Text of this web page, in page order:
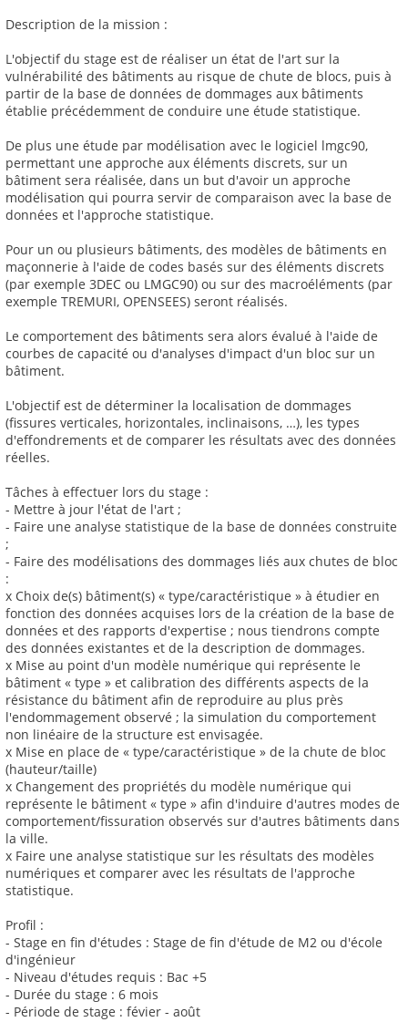
Description de la mission :
L'objectif du stage est de réaliser un état de l'art sur la
vulnérabilité des bâtiments au risque de chute de blocs, puis à
partir de la base de données de dommages aux bâtiments
établie précédemment de conduire une étude statistique.
De plus une étude par modélisation avec le logiciel lmgc90,
permettant une approche aux éléments discrets, sur un
bâtiment sera réalisée, dans un but d'avoir un approche
modélisation qui pourra servir de comparaison avec la base de
données et l'approche statistique.
Pour un ou plusieurs bâtiments, des modèles de bâtiments en
maçonnerie à l'aide de codes basés sur des éléments discrets
(par exemple 3DEC ou LMGC90) ou sur des macroéléments (par
exemple TREMURI, OPENSEES) seront réalisés.
Le comportement des bâtiments sera alors évalué à l'aide de
courbes de capacité ou d'analyses d'impact d'un bloc sur un
bâtiment.
L'objectif est de déterminer la localisation de dommages
(fissures verticales, horizontales, inclinaisons, …), les types
d'effondrements et de comparer les résultats avec des données
réelles.
Tâches à effectuer lors du stage :
- Mettre à jour l'état de l'art ;
- Faire une analyse statistique de la base de données construite
;
- Faire des modélisations des dommages liés aux chutes de bloc
:
x Choix de(s) bâtiment(s) « type/caractéristique » à étudier en
fonction des données acquises lors de la création de la base de
données et des rapports d'expertise ; nous tiendrons compte
des données existantes et de la description de dommages.
x Mise au point d'un modèle numérique qui représente le
bâtiment « type » et calibration des différents aspects de la
résistance du bâtiment afin de reproduire au plus près
l'endommagement observé ; la simulation du comportement
non linéaire de la structure est envisagée.
x Mise en place de « type/caractéristique » de la chute de bloc
(hauteur/taille)
x Changement des propriétés du modèle numérique qui
représente le bâtiment « type » afin d'induire d'autres modes de
comportement/fissuration observés sur d'autres bâtiments dans
la ville.
x Faire une analyse statistique sur les résultats des modèles
numériques et comparer avec les résultats de l'approche
statistique.
Profil :
- Stage en fin d'études : Stage de fin d'étude de M2 ou d'école
d'ingénieur
- Niveau d'études requis : Bac +5
- Durée du stage : 6 mois
- Période de stage : févier - août